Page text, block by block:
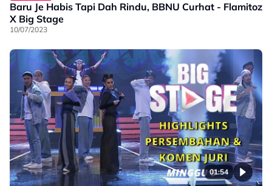
Baru Je Habis Tapi Dah Rindu, BBNU Curhat - Flamitoz
X Big Stage
10/07/2023
01:54